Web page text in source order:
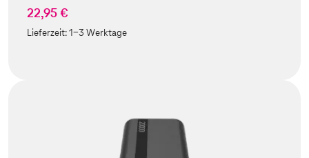
22,95 €
Lieferzeit:1-3 Werktage